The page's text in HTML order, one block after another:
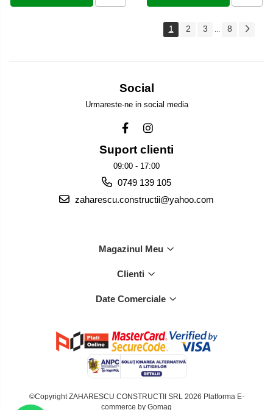
1 2 3 ... 8
Social
Urmareste-ne in social media
Suport clienti
09:00 - 17:00
0749 139 105
zaharescu.constructii@yahoo.com
Magazinul Meu
Clienti
Date Comerciale
©Copyright ZAHARESCU CONSTRUCTII SRL 2026 Platforma E-
commerce by Gomag